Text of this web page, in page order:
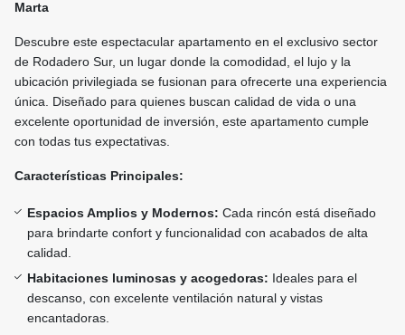
Marta
Descubre este espectacular apartamento en el exclusivo sector
de Rodadero Sur, un lugar donde la comodidad, el lujo y la
ubicación privilegiada se fusionan para ofrecerte una experiencia
única. Diseñado para quienes buscan calidad de vida o una
excelente oportunidad de inversión, este apartamento cumple
con todas tus expectativas.
Características Principales:
Espacios Amplios y Modernos: Cada rincón está diseñado
para brindarte confort y funcionalidad con acabados de alta
calidad.
Habitaciones luminosas y acogedoras: Ideales para el
descanso, con excelente ventilación natural y vistas
encantadoras.